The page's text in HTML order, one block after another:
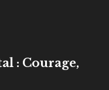
: Courage,